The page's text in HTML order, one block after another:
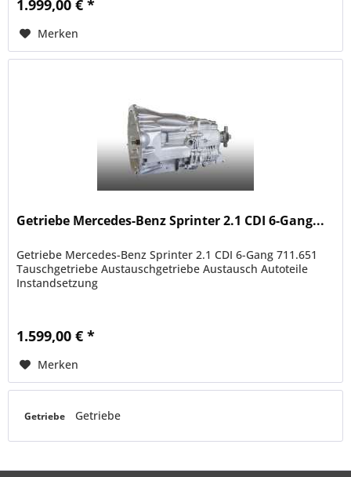
1.999,00 € *
Merken
Getriebe Mercedes-Benz Sprinter 2.1 CDI 6-Gang...
Getriebe Mercedes-Benz Sprinter 2.1 CDI 6-Gang 711.651
Tauschgetriebe Austauschgetriebe Austausch Autoteile
Instandsetzung
1.599,00 € *
Merken
Getriebe Getriebe